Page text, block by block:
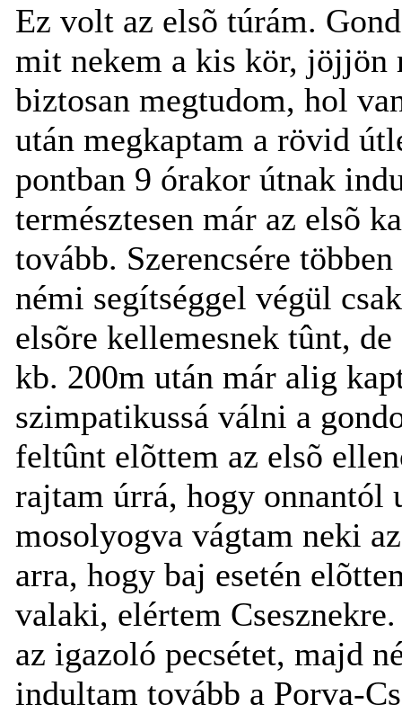
Ez volt az elsõ túrám.
mit nekem a kis kör, jöjjön
biztosan megtudom, hol
után megkaptam a rövid
pontban 9 órakor útnak
természtesen már az elsõ
tovább. Szerencsére
némi segítséggel végül
elsõre kellemesnek tûnt,
kb. 200m után már alig
szimpatikussá válni a
feltûnt elõttem az elsõ
rajtam úrrá, hogy onnantól
mosolyogva vágtam neki
arra, hogy baj esetén
valaki, elértem
az igazoló pecsétet, majd
indultam tovább a Porva-